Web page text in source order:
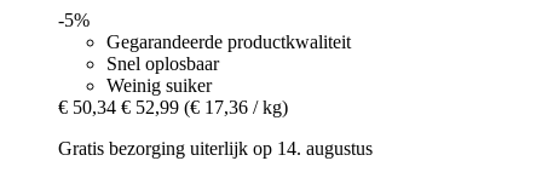
-5%
Gegarandeerde productkwaliteit
Snel oplosbaar
Weinig suiker
€ 50,34 € 52,99 (€ 17,36 / kg)
Gratis bezorging uiterlijk op 14. augustus